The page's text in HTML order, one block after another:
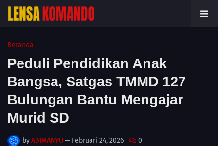
Beranda
Peduli Pendidikan Anak
Bangsa, Satgas TMMD 127
Bulungan Bantu Mengajar
Murid SD
byABIMANYU— Februari 24, 2026 0